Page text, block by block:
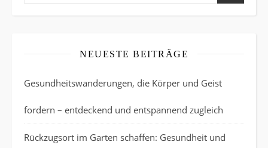
NEUESTE BEITRÄGE
Gesundheitswanderungen, die Körper und Geist
fordern – entdeckend und entspannend zugleich
Rückzugsort im Garten schaffen: Gesundheit und